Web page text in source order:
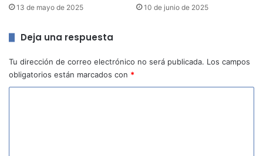
13 de mayo de 2025 10 de junio de 2025
Deja una respuesta
Tu dirección de correo electrónico no será publicada. Los campos
obligatorios están marcados con *